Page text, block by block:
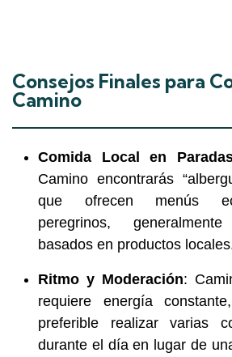
Consejos Finales para
Camino
Comida Local en
Camino encontrarás
que ofrecen menús
peregrinos,
basados en productos
Ritmo y Moderación:
requiere energía
preferible realizar varias
durante el día en lugar de